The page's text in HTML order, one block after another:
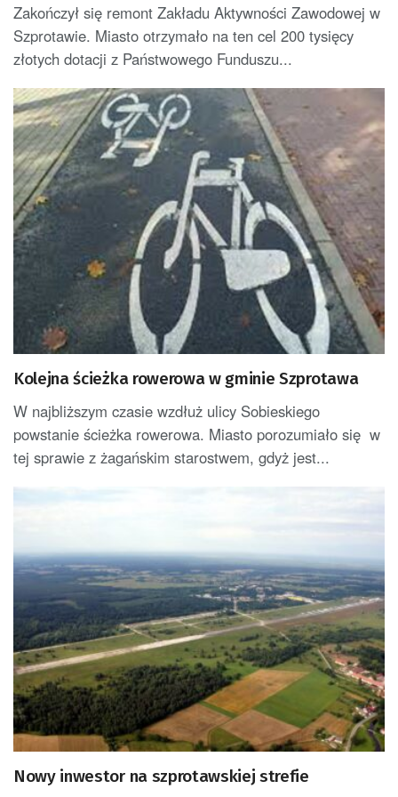
Zakończył się remont Zakładu Aktywności Zawodowej w
Szprotawie. Miasto otrzymało na ten cel 200 tysięcy
złotych dotacji z Państwowego Funduszu...
Kolejna ścieżka rowerowa w gminie Szprotawa
W najbliższym czasie wzdłuż ulicy Sobieskiego
powstanie ścieżka rowerowa. Miasto porozumiało się w
tej sprawie z żagańskim starostwem, gdyż jest...
Nowy inwestor na szprotawskiej strefie